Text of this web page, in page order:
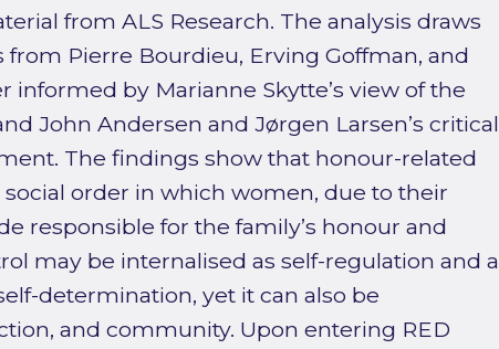
from ALS Research. The analysis draws
Pierre Bourdieu, Erving Goffman, and
informed by Marianne Skytte’s view of the
John Andersen and Jørgen Larsen’s critical
The findings show that honour-related
social order in which women, due to their
responsible for the family’s honour and
may be internalised as self-regulation and a
determination, yet it can also be
and community. Upon entering RED